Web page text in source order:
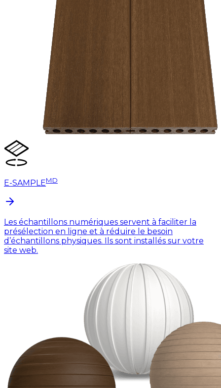
E-SAMPLEMD
Les échantillons numériques servent à faciliter la
présélection en ligne et à réduire le besoin
d’échantillons physiques. Ils sont installés sur votre
site web.